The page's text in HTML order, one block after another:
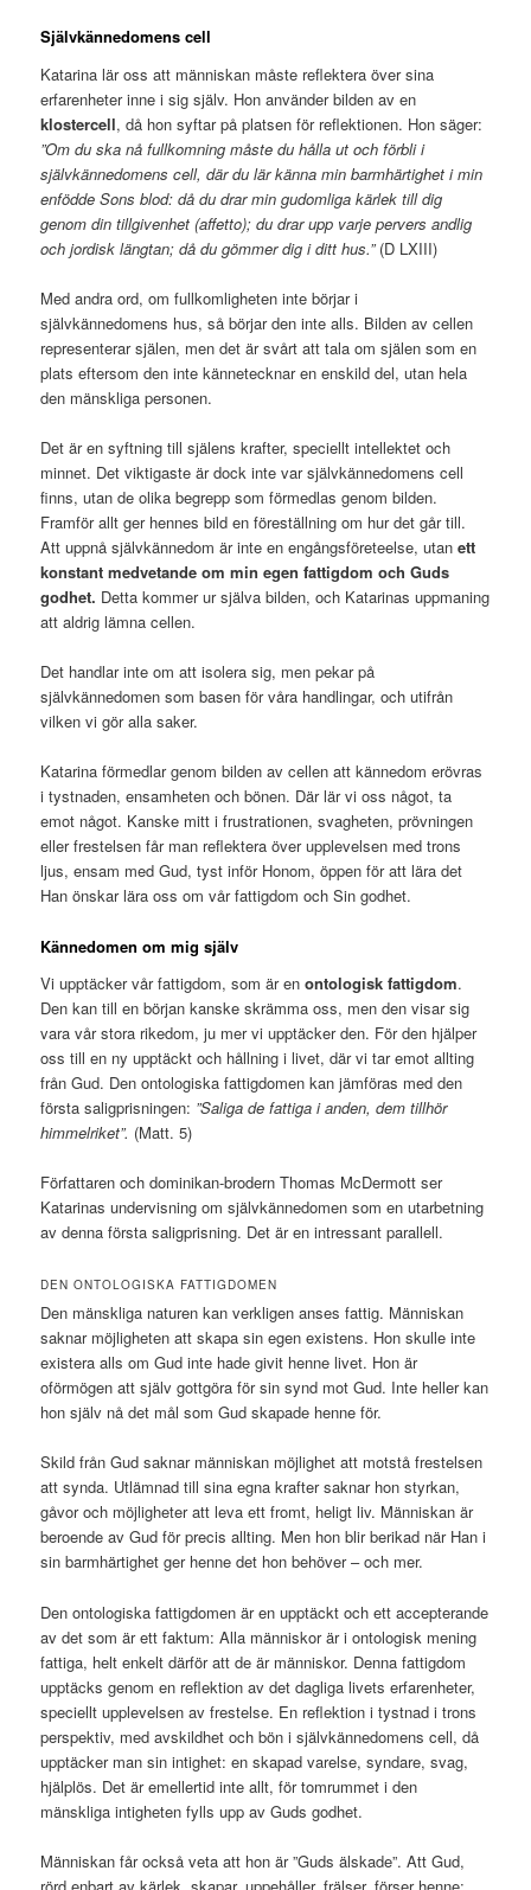
Självkännedomens cell
Katarina lär oss att människan måste reflektera över sina
erfarenheter inne i sig själv. Hon använder bilden av en
klostercell, då hon syftar på platsen för reflektionen. Hon säger:
”Om du ska nå fullkomning måste du hålla ut och förbli i
självkännedomens cell, där du lär känna min barmhärtighet i min
enfödde Sons blod: då du drar min gudomliga kärlek till dig
genom din tillgivenhet (affetto); du drar upp varje pervers andlig
och jordisk längtan; då du gömmer dig i ditt hus.”(D LXIII)
Med andra ord, om fullkomligheten inte börjar i
självkännedomens hus, så börjar den inte alls. Bilden av cellen
representerar själen, men det är svårt att tala om själen som en
plats eftersom den inte kännetecknar en enskild del, utan hela
den mänskliga personen.
Det är en syftning till själens krafter, speciellt intellektet och
minnet. Det viktigaste är dock inte var självkännedomens cell
finns, utan de olika begrepp som förmedlas genom bilden.
Framför allt ger hennes bild en föreställning om hur det går till.
Att uppnå självkännedom är inte en engångsföreteelse, utanett
konstant medvetande om min egen fattigdom och Guds
godhet. Detta kommer ur själva bilden, och Katarinas uppmaning
att aldrig lämna cellen.
Det handlar inte om att isolera sig, men pekar på
självkännedomen som basen för våra handlingar, och utifrån
vilken vi gör alla saker.
Katarina förmedlar genom bilden av cellen att kännedom erövras
i tystnaden, ensamheten och bönen. Där lär vi oss något, ta
emot något. Kanske mitt i frustrationen, svagheten, prövningen
eller frestelsen får man reflektera över upplevelsen med trons
ljus, ensam med Gud, tyst inför Honom, öppen för att lära det
Han önskar lära oss om vår fattigdom och Sin godhet.
Kännedomen om mig själv
Vi upptäcker vår fattigdom, som är enontologisk fattigdom.
Den kan till en början kanske skrämma oss, men den visar sig
vara vår stora rikedom, ju mer vi upptäcker den. För den hjälper
oss till en ny upptäckt och hållning i livet, där vi tar emot allting
från Gud. Den ontologiska fattigdomen kan jämföras med den
första saligprisningen: ”Saliga de fattiga i anden, dem tillhör
himmelriket”. (Matt. 5)
Författaren och dominikan-brodern Thomas McDermott ser
Katarinas undervisning om självkännedomen som en utarbetning
av denna första saligprisning. Det är en intressant parallell.
DEN ONTOLOGISKA FATTIGDOMEN
Den mänskliga naturen kan verkligen anses fattig. Människan
saknar möjligheten att skapa sin egen existens. Hon skulle inte
existera alls om Gud inte hade givit henne livet. Hon är
oförmögen att själv gottgöra för sin synd mot Gud. Inte heller kan
hon själv nå det mål som Gud skapade henne för.
Skild från Gud saknar människan möjlighet att motstå frestelsen
att synda. Utlämnad till sina egna krafter saknar hon styrkan,
gåvor och möjligheter att leva ett fromt, heligt liv. Människan är
beroende av Gud för precis allting. Men hon blir berikad när Han i
sin barmhärtighet ger henne det hon behöver – och mer.
Den ontologiska fattigdomen är en upptäckt och ett accepterande
av det som är ett faktum: Alla människor är i ontologisk mening
fattiga, helt enkelt därför att de är människor. Denna fattigdom
upptäcks genom en reflektion av det dagliga livets erfarenheter,
speciellt upplevelsen av frestelse. En reflektion i tystnad i trons
perspektiv, med avskildhet och bön i självkännedomens cell, då
upptäcker man sin intighet: en skapad varelse, syndare, svag,
hjälplös. Det är emellertid inte allt, för tomrummet i den
mänskliga intigheten fylls upp av Guds godhet.
Människan får också veta att hon är ”Guds älskade”. Att Gud,